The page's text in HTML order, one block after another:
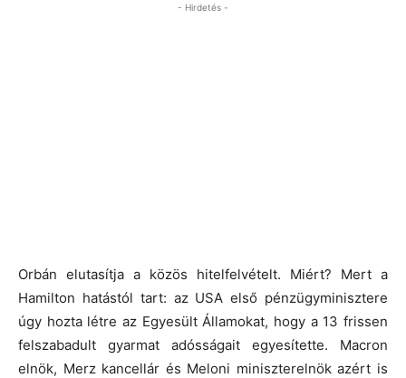
- Hirdetés -
Orbán elutasítja a közös hitelfelvételt. Miért? Mert a
Hamilton hatástól tart: az USA első pénzügyminisztere
úgy hozta létre az Egyesült Államokat, hogy a 13 frissen
felszabadult gyarmat adósságait egyesítette. Macron
elnök, Merz kancellár és Meloni miniszterelnök azért is